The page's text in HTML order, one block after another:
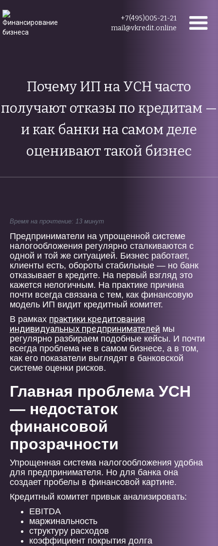
+7(495)005-21-21
mail@vkredit.online
Почему ИП на УСН часто
получают отказы по кредитам —
и как банки на самом деле
оценивают такой бизнес
Время на прочтение: 13 минут
Предприниматели на упрощенной системе
налогообложения регулярно сталкиваются с
одной и той же ситуацией. Бизнес работает,
клиенты есть, обороты стабильные — но банк
отказывает в кредите. На первый взгляд это
кажется нелогичным. На практике причина
почти всегда связана с тем, как финансовую
модель ИП видит кредитный комитет.
В рамках практики кредитования
индивидуальных предпринимателей мы
регулярно разбираем подобные кейсы. И почти
всегда проблема не в самом бизнесе, а в том,
как его показатели выглядят в банковской
системе оценки рисков.
Главная проблема УСН
— недостаток
финансовой
прозрачности
Упрощенная система налогообложения удобна
для предпринимателя. Но для банка она
создает пробелы в финансовой картине.
Кредитный комитет привык анализировать:
EBITDA
маржинальность
структуру расходов
коэффициент покрытия долга